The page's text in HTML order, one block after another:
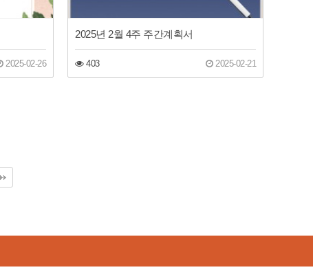
2025-02-26
2025년 2월 4주 주간계획서
403 2025-02-21